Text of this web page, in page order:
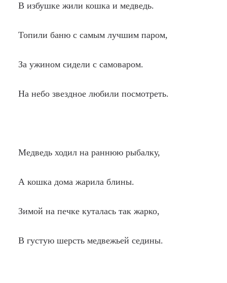
В избушке жили кошка и медведь.
Топили баню с самым лучшим паром,
За ужином сидели с самоваром.
На небо звездное любили посмотреть.
Медведь ходил на раннюю рыбалку,
А кошка дома жарила блины.
Зимой на печке куталась так жарко,
В густую шерсть медвежьей седины.